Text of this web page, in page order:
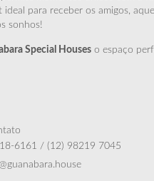
ideal para receber os amigos,
sonhos!
Special Houses o espaço
6161 / (12) 98219 7045